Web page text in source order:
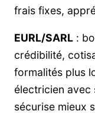
frais fixes,
EURL/SARL :
crédibilité,
formalités plus
électricien avec
sécurise mieux